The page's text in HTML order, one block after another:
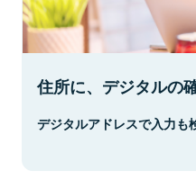
住所に、デジタルの
デジタルアドレスで入力も